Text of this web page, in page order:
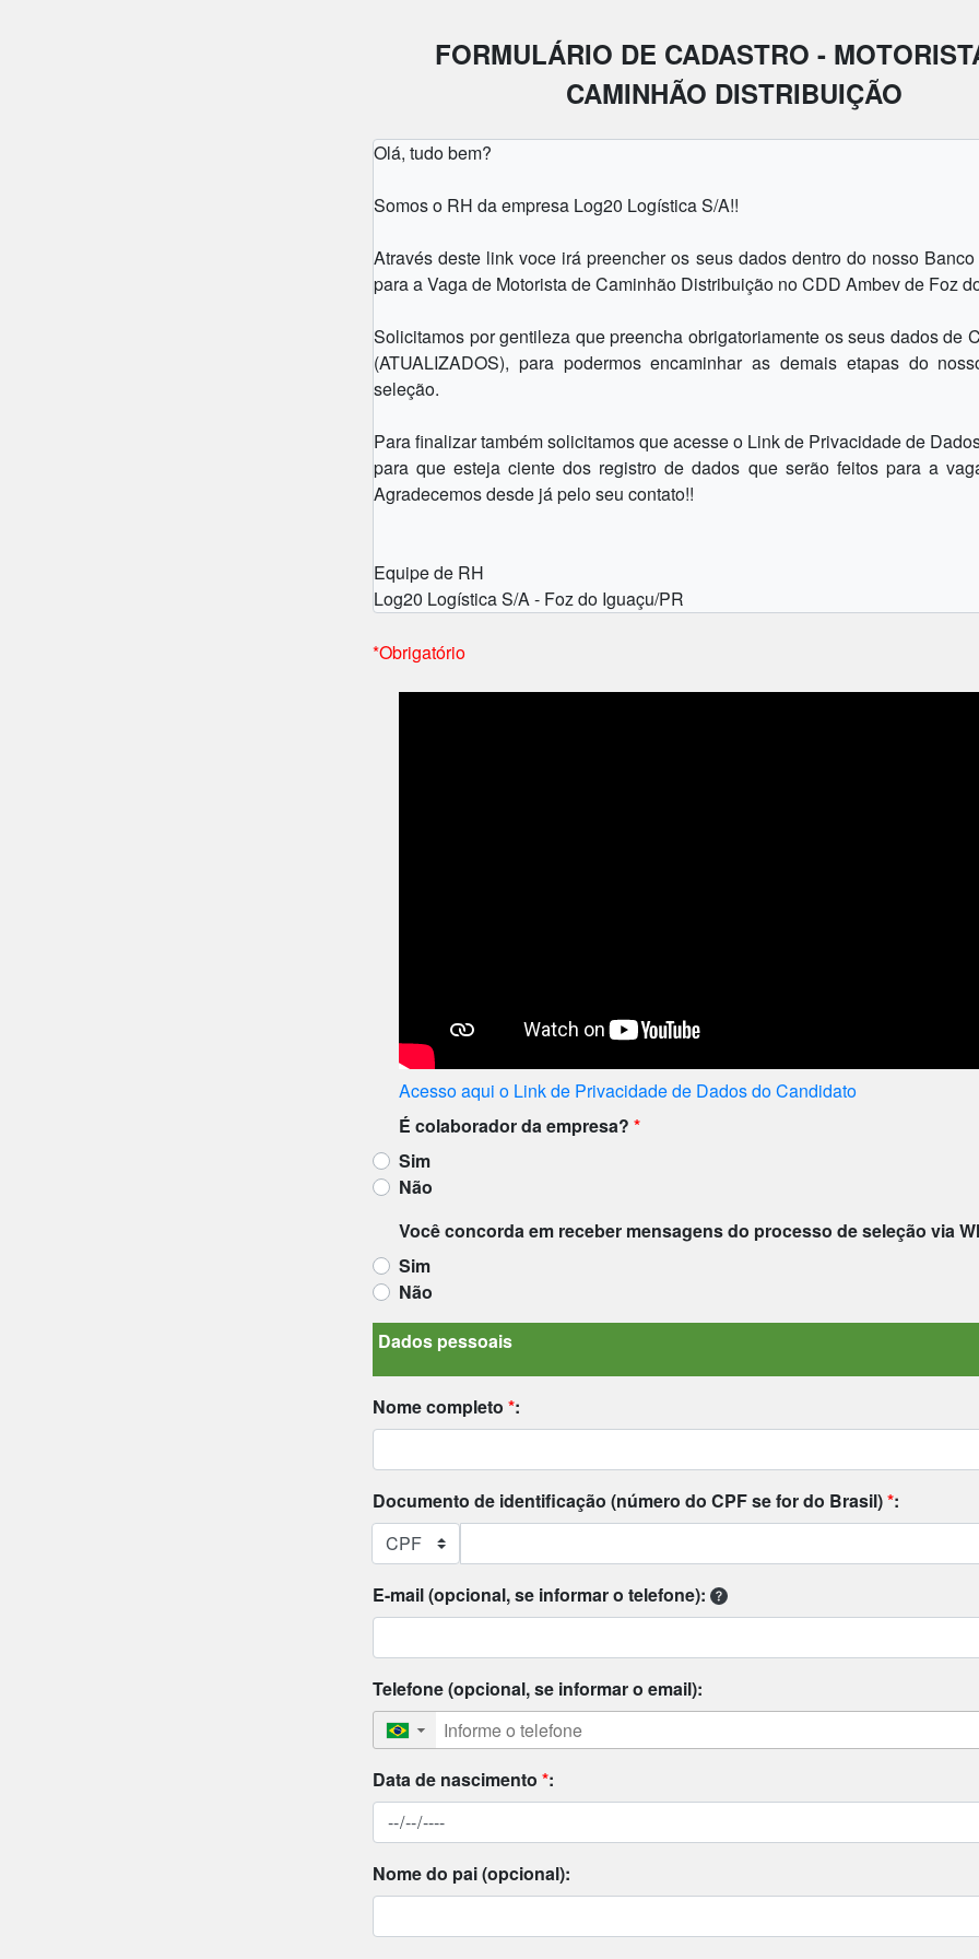
FORMULÁRIO DE CADASTRO -
CAMINHÃO DISTRIBUIÇÃO
Olá, tudo bem?
Somos o RH da empresa Log20 Logística S/A!!
Através deste link voce irá preencher os seus dados dentro do nosso
para a Vaga de Motorista de Caminhão Distribuição no CDD Ambev de Foz
Solicitamos por gentileza que preencha obrigatoriamente os seus dados de
(ATUALIZADOS), para podermos encaminhar as demais etapas do
seleção.
Para finalizar também solicitamos que acesse o Link de Privacidade de
para que esteja ciente dos registro de dados que serão feitos para a
Agradecemos desde já pelo seu contato!!
Equipe de RH
Log20 Logística S/A - Foz do Iguaçu/PR
*Obrigatório
Acesso aqui o Link de Privacidade de Dados do Candidato
É colaborador da empresa? *
Sim
Não
Você concorda em receber mensagens do processo de seleção via
Sim
Não
Dados pessoais
Nome completo *:
Documento de identificação (número do CPF se for do Brasil)*:
E-mail (opcional, se informar o telefone):
Telefone (opcional, se informar o email):
▼
Data de nascimento *:
Nome do pai (opcional):